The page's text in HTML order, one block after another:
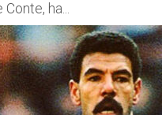
Conte, ha...